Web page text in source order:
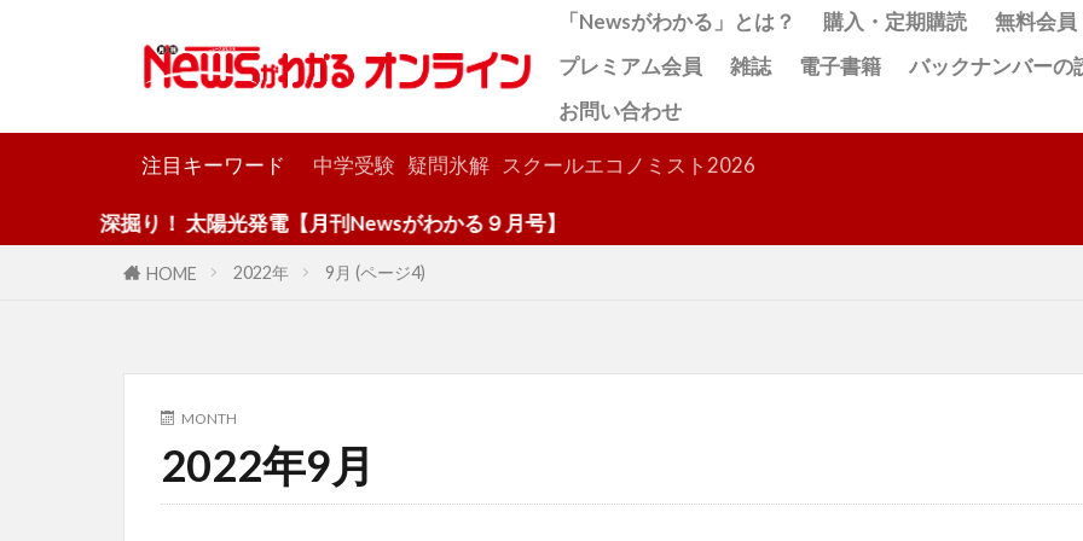
「Newsがわかる」とは？ 購入・定期購読
無料会員
プレミアム会員
雑誌 電子書籍
バックナンバーの
お問い合わせ
注目キーワード 中学受験 疑問氷解 スクールエコノミスト2026
深掘り！ 太陽光発電【月刊Newsがわかる９月号】
HOME 2022年 9月 (ページ4)
MONTH
2022年9月
検索